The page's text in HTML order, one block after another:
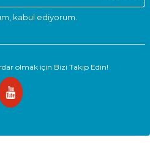
kabul ediyorum.
olmak için Bizi Takip Edin!